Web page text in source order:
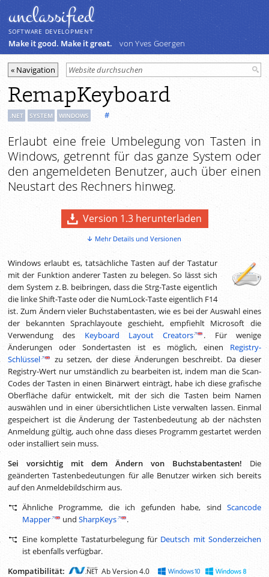
unclassiﬁed
SOFTWARE DEVELOPMENT
Make it good. Make it great. von Yves Goergen
RemapKeyboard
.NET SYSTEM WINDOWS #
Erlaubt eine freie Umbelegung von Tasten in
Windows, getrennt für das ganze System oder
den angemeldeten Benutzer, auch über einen
Neustart des Rechners hinweg.
Version 1.3 herunterladen
Mehr Details und Versionen
Windows erlaubt es, tatsächliche Tasten auf der Tastatur
mit der Funktion anderer Tasten zu belegen. So lässt sich
dem System z. B. beibringen, dass die Strg-Taste eigentlich
die linke Shift-Taste oder die NumLock-Taste eigentlich F14
ist. Zum Ändern vieler Buchstabentasten, wie es bei der Auswahl eines
der bekannten Sprachlayoute geschieht, empfiehlt Microsoft die
Verwendung des Keyboard Layout Creators
. Für wenige
Änderungen oder Sondertasten ist es möglich, einen Registry-
Schlüssel
zu setzen, der diese Änderungen beschreibt. Da dieser
Registry-Wert nur umständlich zu bearbeiten ist, indem man die Scan-
Codes der Tasten in einen Binärwert einträgt, habe ich diese grafische
Oberfläche dafür entwickelt, mit der sich die Tasten beim Namen
auswählen und in einer übersichtlichen Liste verwalten lassen. Einmal
gespeichert ist die Änderung der Tastenbedeutung ab der nächsten
Anmeldung gültig, auch ohne dass dieses Programm gestartet werden
oder installiert sein muss.
Sei vorsichtig mit dem Ändern von Buchstabentasten! Die
geänderten Tastenbedeutungen für alle Benutzer wirken sich bereits
auf den Anmeldebildschirm aus.
Ähnliche Programme, die ich gefunden habe, sind Scancode
Mapper
und SharpKeys
.
Eine komplette Tastaturbelegung für Deutsch mit Sonderzeichen
ist ebenfalls verfügbar.
Kompatibilität:
Ab Version 4.0